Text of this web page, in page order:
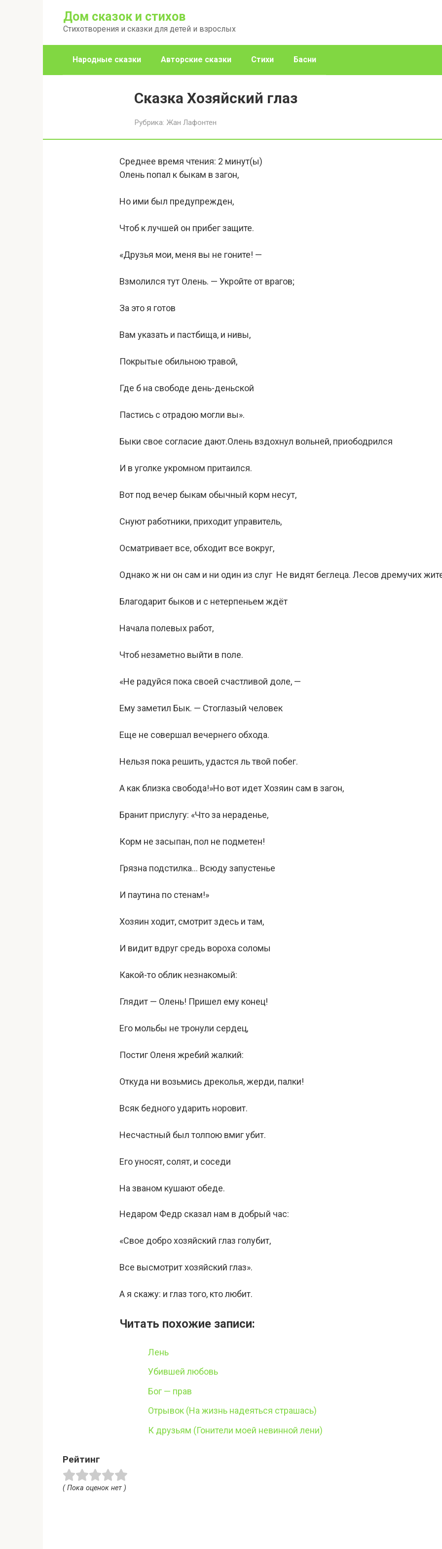
Дом сказок и стихов
Стихотворения и сказки для детей и взрослых
Народные сказки Авторские сказки Стихи Басни
Сказка Хозяйский глаз
Рубрика: Жан Лафонтен
Среднее время чтения: 2 минут(ы)
Олень попал к быкам в загон,
Но ими был предупрежден,
Чтоб к лучшей он прибег защите.
«Друзья мои, меня вы не гоните! —
Взмолился тут Олень. — Укройте от врагов;
За это я готов
Вам указать и пастбища, и нивы,
Покрытые обильною травой,
Где б на свободе день-деньской
Пастись с отрадою могли вы».
Быки свое согласие дают.Олень вздохнул вольней, приободрился
И в уголке укромном притаился.
Вот под вечер быкам обычный корм несут,
Снуют работники, приходит управитель,
Осматривает все, обходит все вокруг,
Однако ж ни он сам и ни один из слуг Не видят беглеца. Лесов дремучих
Благодарит быков и с нетерпеньем ждёт
Начала полевых работ,
Чтоб незаметно выйти в поле.
«Не радуйся пока своей счастливой доле, —
Ему заметил Бык. — Стоглазый человек
Еще не совершал вечернего обхода.
Нельзя пока решить, удастся ль твой побег.
А как близка свобода!»Но вот идет Хозяин сам в загон,
Бранит прислугу: «Что за нераденье,
Корм не засыпан, пол не подметен!
Грязна подстилка… Всюду запустенье
И паутина по стенам!»
Хозяин ходит, смотрит здесь и там,
И видит вдруг средь вороха соломы
Какой-то облик незнакомый:
Глядит — Олень! Пришел ему конец!
Его мольбы не тронули сердец,
Постиг Оленя жребий жалкий:
Откуда ни возьмись дреколья, жерди, палки!
Всяк бедного ударить норовит.
Несчастный был толпою вмиг убит.
Его уносят, солят, и соседи
На званом кушают обеде.
Недаром Федр сказал нам в добрый час:
«Свое добро хозяйский глаз голубит,
Все высмотрит хозяйский глаз».
А я скажу: и глаз того, кто любит.
Читать похожие записи:
Лень
Убившей любовь
Бог — прав
Отрывок (На жизнь надеяться страшась)
К друзьям (Гонители моей невинной лени)
Рейтинг
( Пока оценок нет )